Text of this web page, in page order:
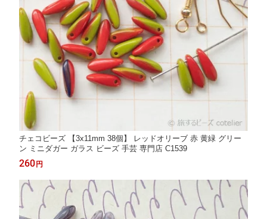
チェコビーズ 【3x11mm 38個】 レッドオリーブ 赤 黄緑 グリー
ン ミニダガー ガラス ビーズ 手芸 専門店 C1539
260 円